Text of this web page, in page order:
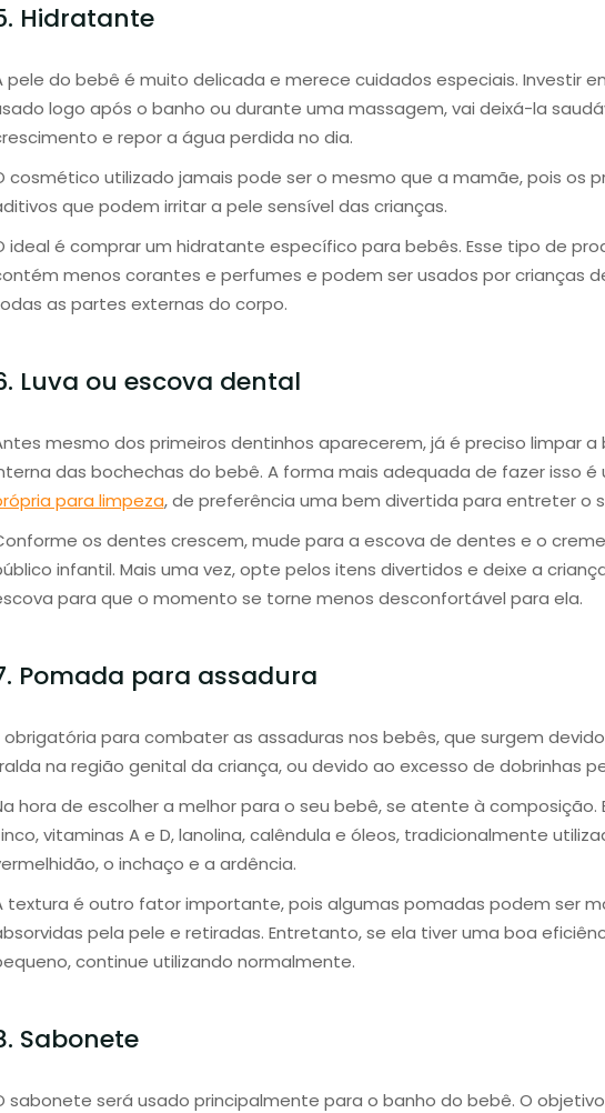
Hidratante
pele do bebê é muito delicada e merece cuidados especiais. Investir
logo após o banho ou durante uma massagem, vai deixá-la
e repor a água perdida no dia.
cosmético utilizado jamais pode ser o mesmo que a mamãe, pois os
que podem irritar a pele sensível das crianças.
ideal é comprar um hidratante específico para bebês. Esse tipo de
menos corantes e perfumes e podem ser usados por crianças
as partes externas do corpo.
Luva ou escova dental
mesmo dos primeiros dentinhos aparecerem, já é preciso limpar
das bochechas do bebê. A forma mais adequada de fazer isso
para limpeza, de preferência uma bem divertida para entreter o
os dentes crescem, mude para a escova de dentes e o
infantil. Mais uma vez, opte pelos itens divertidos e deixe a
para que o momento se torne menos desconfortável para ela.
Pomada para assadura
obrigatória para combater as assaduras nos bebês, que surgem
na região genital da criança, ou devido ao excesso de dobrinhas
hora de escolher a melhor para o seu bebê, se atente à composição.
vitaminas A e D, lanolina, calêndula e óleos, tradicionalmente
o inchaço e a ardência.
textura é outro fator importante, pois algumas pomadas podem ser
pela pele e retiradas. Entretanto, se ela tiver uma boa
continue utilizando normalmente.
Sabonete
sabonete será usado principalmente para o banho do bebê. O